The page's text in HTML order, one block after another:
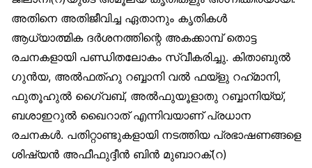
അതിനെ അതിജീവിച്ച ഏതാനും കൃതികൾ
ആധ്യാത്മിക ദർശനത്തിന്റെ അകക്കാമ്പ് തൊട്ട
രചനകളായി പണ്ഡിതലോകം സ്വീകരിച്ചു. കിതാബുൽ
ഗുൻയ, അൽഫത്ഹു റബ്ബാനി വൽ ഫയ്‌ളു റഹ്‌മാനി,
ഫുതൂഹുൽ ഗൈ്വബ്, അൽഫുയൂളാതു റബ്ബാനിയ്യ്,
ബശാഇറുൽ ഖൈറാത് എന്നിവയാണ് പ്രധാന
രചനകൾ. പതിറ്റാണ്ടുകളായി നടത്തിയ പ്രഭാഷണങ്ങളെ
ശിഷ്യൻ അഫീഫുദ്ദീൻ ബിൻ മുബാറക്(റ)